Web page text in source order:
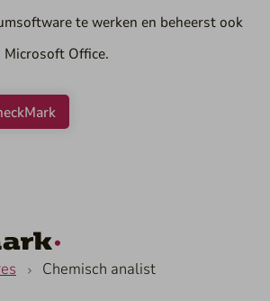
te werken en beheerst ook
Microsoft Office.
Chemisch analist